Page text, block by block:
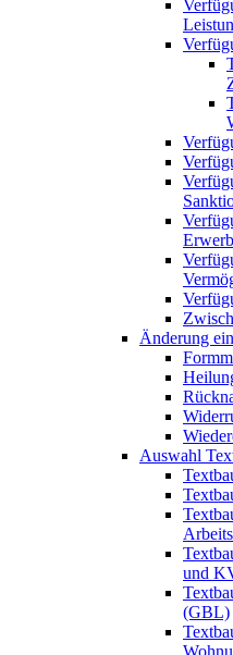
Änderung
Auswahl
und
(GBL)